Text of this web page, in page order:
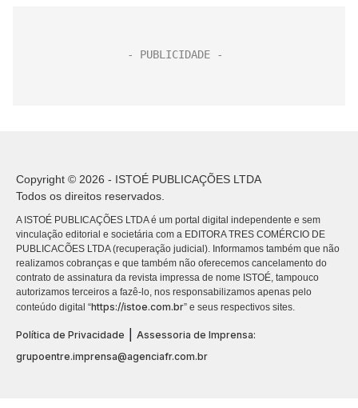
Copyright © 2026 - ISTOÉ PUBLICAÇÕES LTDA
Todos os direitos reservados.
A ISTOÉ PUBLICAÇÕES LTDA é um portal digital independente e sem
vinculação editorial e societária com a EDITORA TRES COMÉRCIO DE
PUBLICACÕES LTDA (recuperação judicial). Informamos também que não
realizamos cobranças e que também não oferecemos cancelamento do
contrato de assinatura da revista impressa de nome ISTOÉ, tampouco
autorizamos terceiros a fazê-lo, nos responsabilizamos apenas pelo
conteúdo digital “https://istoe.com.br” e seus respectivos sites.
Política de Privacidade
Assessoria de Imprensa:
grupoentre.imprensa@agenciafr.com.br